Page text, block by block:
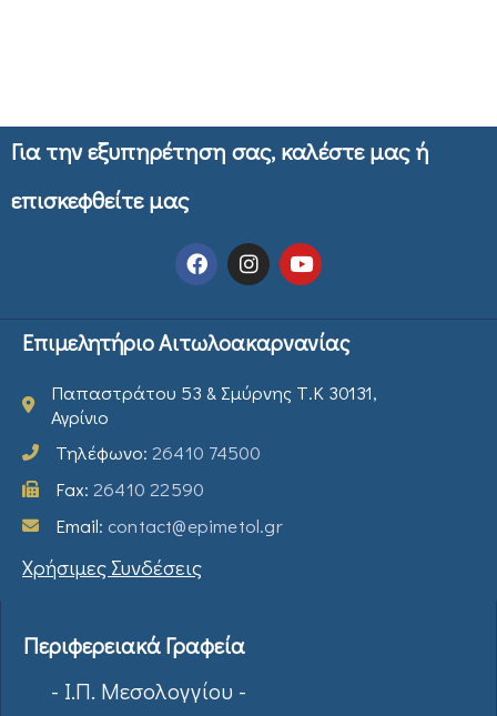
Για την εξυπηρέτηση σας, καλέστε μας ή
επισκεφθείτε μας
Επιμελητήριο Αιτωλοακαρνανίας
Παπαστράτου 53 & Σμύρνης Τ.Κ 30131,
Αγρίνιο
Τηλέφωνο: 26410 74500
Fax: 26410 22590
Email: contact@epimetol.gr
Χρήσιμες Συνδέσεις
Περιφερειακά Γραφεία
- Ι.Π. Μεσολογγίου -